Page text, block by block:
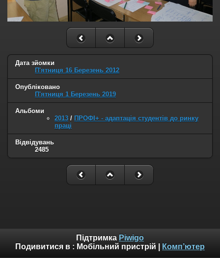
Дата зйомки
П'ятниця 16 Березень 2012
Опубліковано
П'ятниця 1 Березень 2019
Альбоми
2013 / ПРОФІ+ - адаптація студентів до ринку
праці
Відвідувань
2485
Підтримка Piwigo
Подивитися в : Мобільний пристрій Комп’ютер